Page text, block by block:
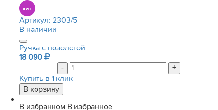
Артикул: 2303/5
В наличии
Ручка с позолотой
18 090
-
+
Купить в 1 клик
В избранном В избранное